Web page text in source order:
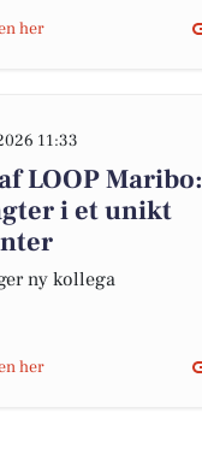
her
11:33
LOOP Maribo:
i et unikt
ny kollega
her